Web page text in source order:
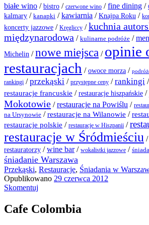
białe wino /bistro / czerwone wino /fine dining /
kalmary / kanapki /kawiarnia / Knajpa Roku /
koncerty jazzowe / Kręgliccy /kuchnia
międzynarodowa / kulinarne podróże /
Michelin /nowe miejsca / opinie
restauracjach /owoce morza /
rankingi /przekąski / przystępne ceny /rankingi /
restauracje francuskie /restauracje hiszpańskie /
Mokotowie /restauracje na Powiślu /
na Ursynowie /restauracje na Wilanowie /
restauracje polskie / restauracje w Hiszpanii /
restauracje w Śródmieściu /
restauratorzy /wine bar/ wokalistki jazzowe /
śniadanie Warszawa
Przekąski, Restauracje, Śniadania w
Opublikowano 29 czerwca 2012
Skomentuj
Cafe Colombia